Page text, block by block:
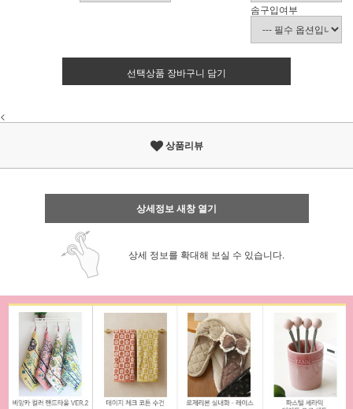
솜구입여부
선택상품 장바구니 담기
<
상품리뷰
상세정보 새창 열기
상세 정보를 확대해 보실 수 있습니다.